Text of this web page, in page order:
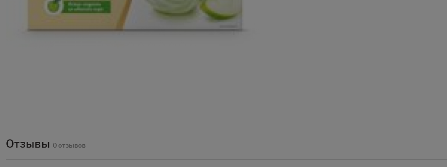
Отзывы 0 отзывов